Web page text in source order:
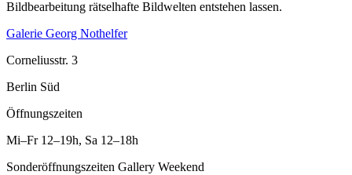
Bildbearbeitung rätselhafte Bildwelten entstehen lassen.
Galerie Georg Nothelfer
Corneliusstr. 3
Berlin Süd
Öffnungszeiten
Mi–Fr 12–19h, Sa 12–18h
Sonderöffnungszeiten Gallery Weekend